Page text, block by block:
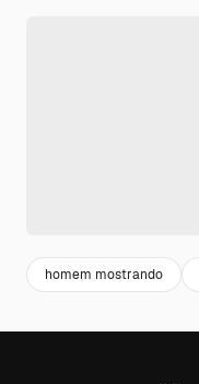
homem mostrando